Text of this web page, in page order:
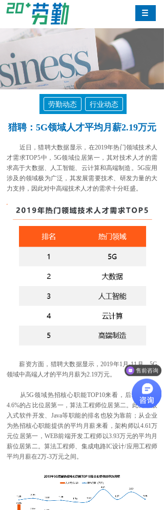
劳勤动态 行业动态
猎聘：5G领域人才平均月薪2.19万元
近日，猎聘大数据显示，在2019年热门领域技术人
才需求TOP5中，5G领域位居第一，其对技术人才的需
求高于大数据、人工智能、云计算和高端制造。5G应用
涉及的领域极为广泛，其发展需要技术、研发力量的大
力支持，因此对中高端技术人才的需求十分旺盛。
薪资方面，猎聘大数据显示，2019年1月-11月，5G
领域中高端人才的平均月薪为2.19万元。
从5G领域热招核心职能TOP10来看，后端开发以
4.6%的占比位居第一，算法工程师位居第二。此外，嵌
入式软件开发、Java等职能的排名也较为靠前；从企业
为热招核心职能提供的平均月薪来看，架构师以4.61万
元位居第一，WEB前端开发工程师以3.93万元的平均月
薪位居第二。算法工程师、集成电路IC设计/应用工程师
平均月薪在2万-3万元之间。
售前咨询